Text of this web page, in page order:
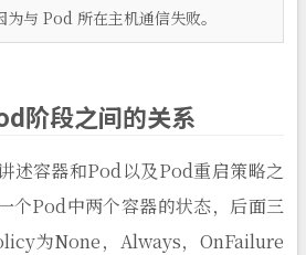
为与 Pod 所在主机通信失败。
阶段之间的关系
述容器和Pod以及Pod重启策略之
个Pod中两个容器的状态，后面三
为None，Always，OnFailure